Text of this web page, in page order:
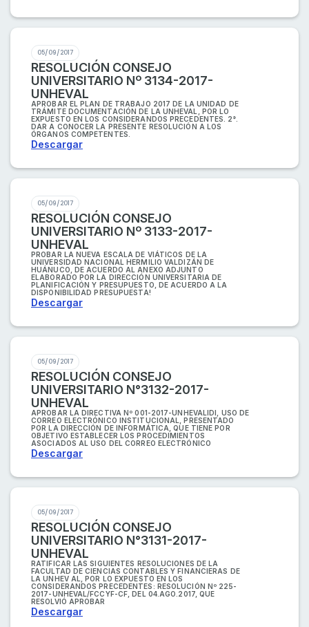
05/09/2017
RESOLUCIÓN CONSEJO
UNIVERSITARIO Nº 3134-2017-
UNHEVAL
APROBAR EL PLAN DE TRABAJO 2017 DE LA UNIDAD DE
TRÁMITE DOCUMENTACIÓN DE LA UNHEVAL, POR LO
EXPUESTO EN LOS CONSIDERANDOS PRECEDENTES. 2°.
DAR A CONOCER LA PRESENTE RESOLUCIÓN A LOS
ÓRGANOS COMPETENTES.
Descargar
05/09/2017
RESOLUCIÓN CONSEJO
UNIVERSITARIO Nº 3133-2017-
UNHEVAL
PROBAR LA NUEVA ESCALA DE VIÁTICOS DE LA
UNIVERSIDAD NACIONAL HERMILIO VALDIZÁN DE
HUÁNUCO, DE ACUERDO AL ANEXO ADJUNTO
ELABORADO POR LA DIRECCIÓN UNIVERSITARIA DE
PLANIFICACIÓN Y PRESUPUESTO, DE ACUERDO A LA
DISPONIBILIDAD PRESUPUESTA!
Descargar
05/09/2017
RESOLUCIÓN CONSEJO
UNIVERSITARIO N°3132-2017-
UNHEVAL
APROBAR LA DIRECTIVA Nº 001-2017-UNHEVALIDI, USO DE
CORREO ELECTRÓNICO INSTITUCIONAL, PRESENTADO
POR LA DIRECCIÓN DE INFORMÁTICA, QUE TIENE POR
OBJETIVO ESTABLECER LOS PROCEDIMIENTOS
ASOCIADOS AL USO DEL CORREO ELECTRÓNICO
Descargar
05/09/2017
RESOLUCIÓN CONSEJO
UNIVERSITARIO N°3131-2017-
UNHEVAL
RATIFICAR LAS SIGUIENTES RESOLUCIONES DE LA
FACULTAD DE CIENCIAS CONTABLES Y FINANCIERAS DE
LA UNHEV AL, POR LO EXPUESTO EN LOS
CONSIDERANDOS PRECEDENTES: RESOLUCIÓN Nº 225-
2017-UNHEVAL/FCCYF-CF, DEL 04.AGO.2017, QUE
RESOLVIÓ APROBAR
Descargar